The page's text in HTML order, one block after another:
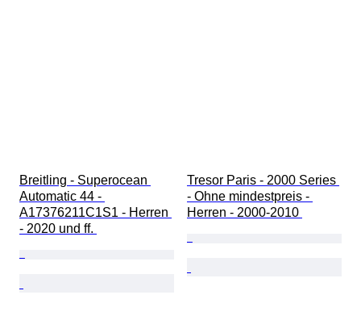
Breitling - Superocean
Automatic 44 -
A17376211C1S1 - Herren
- 2020 und ff.
Tresor Paris - 2000 Series
- Ohne mindestpreis -
Herren - 2000-2010